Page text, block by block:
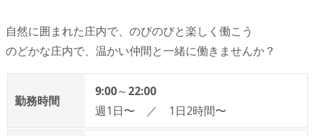
自然に囲まれた庄内で、のびのびと楽しく働こう
のどかな庄内で、温かい仲間と一緒に働きませんか？
勤務時間
9:00～22:00
週1日〜 ／ 1日2時間〜